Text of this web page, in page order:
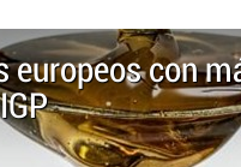
europeos con